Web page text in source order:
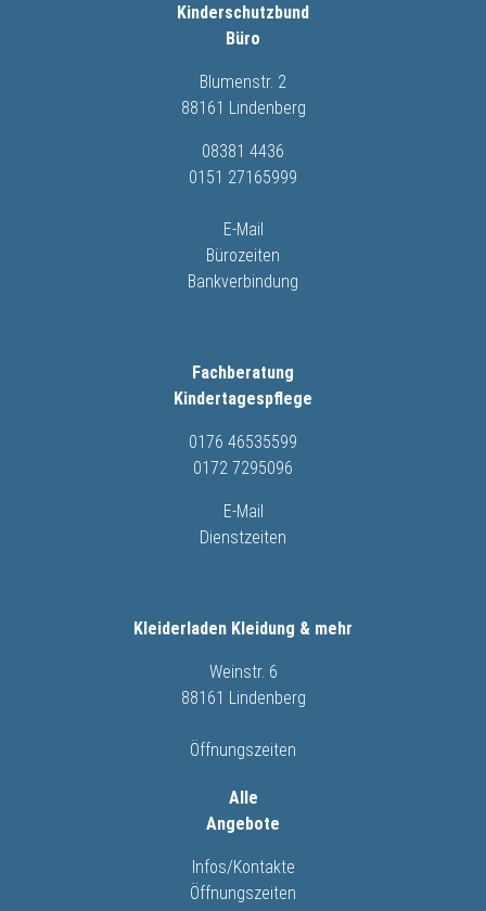
Kinderschutzbund
Büro
Blumenstr. 2
88161 Lindenberg
08381 4436
0151 27165999
E-Mail
Bürozeiten
Bankverbindung
Fachberatung
Kindertagespflege
0176 46535599
0172 7295096
E-Mail
Dienstzeiten
Kleiderladen Kleidung & mehr
Weinstr. 6
88161 Lindenberg
Öffnungszeiten
Alle
Angebote
Infos/Kontakte
Öffnungszeiten